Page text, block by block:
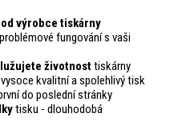
výrobce tiskárny
fungování s vaši
životnosttiskárny
kvalitní a spolehlivý tisk
do poslední stránky
tisku - dlouhodobá